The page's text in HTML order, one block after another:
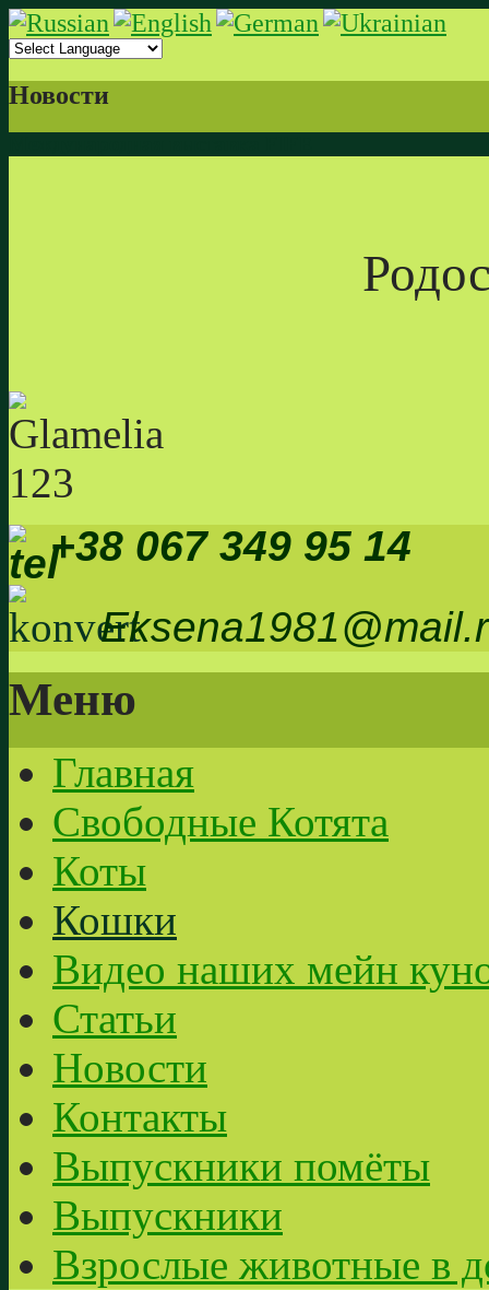
Новости
+38 067 349 95 14
Меню
Главная
Свободные Котята
Коты
Кошки
Видео наших мейн
Статьи
Новости
Контакты
Выпускники помёты
Выпускники
Взрослые животные в